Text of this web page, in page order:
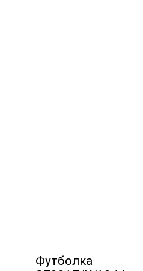
Футболка